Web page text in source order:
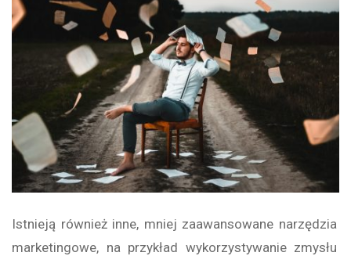
Istnieją również inne, mniej zaawansowane narzędzia
marketingowe, na przykład wykorzystywanie zmysłu